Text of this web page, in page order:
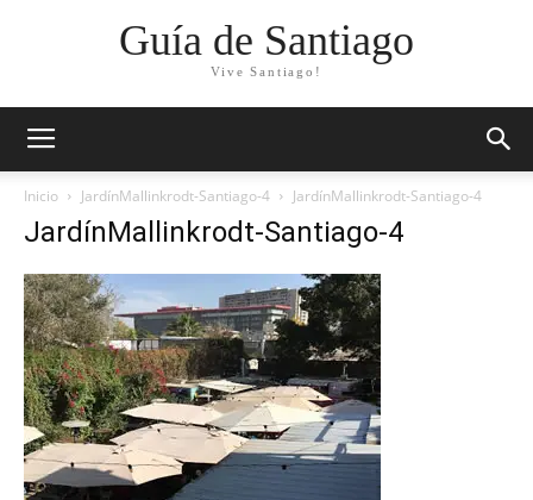
Guía de Santiago
Vive Santiago!
Inicio JardínMallinkrodt-Santiago-4 JardínMallinkrodt-Santiago-4
JardínMallinkrodt-Santiago-4